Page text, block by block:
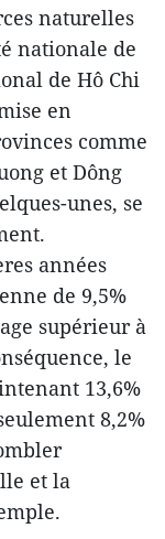
naturelles
nationale de
de Hô Chi
en
comme
et Dông
unes, se
années
de 9,5%
supérieur à
le
13,6%
8,2%
et la